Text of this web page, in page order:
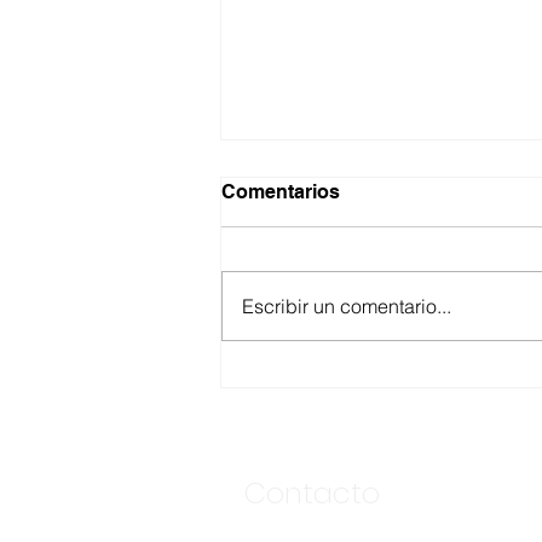
Comentarios
Escribir un comentario...